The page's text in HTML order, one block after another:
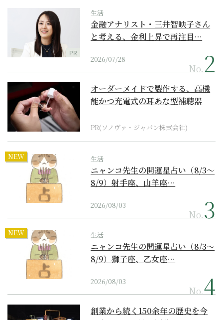
PR
生活
金融アナリスト・三井智映子さん
と考える、金利上昇で再注目…
2026/07/28
No.
オーダーメイドで製作する、高機
能かつ充電式の耳あな型補聴器
PR(ソノヴァ・ジャパン株式会社)
NEW 生活
ニャンコ先生の開運星占い（8/3～
8/9）射手座、山羊座…
2026/08/03
No.
NEW 生活
ニャンコ先生の開運星占い（8/3～
8/9）獅子座、乙女座…
2026/08/03
No.
創業から続く150余年の歴史を今